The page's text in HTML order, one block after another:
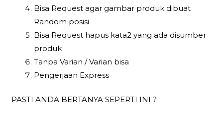
Bisa Request agar gambar produk dibuat
Random posisi
Bisa Request hapus kata2 yang ada disumber
produk
Tanpa Varian / Varian bisa
Pengerjaan Express
PASTI ANDA BERTANYA SEPERTI INI ?